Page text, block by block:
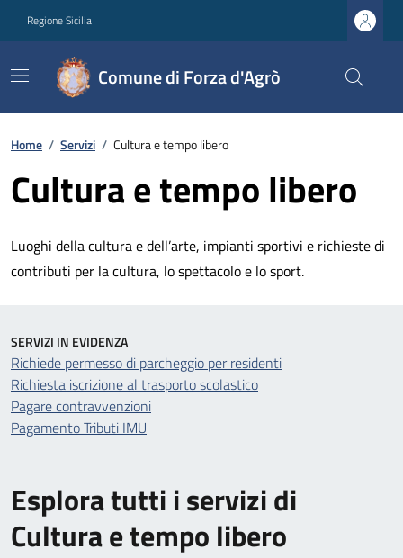
Regione Sicilia
Comune di Forza d'Agrò
Home / Servizi / Cultura e tempo libero
Cultura e tempo libero
Luoghi della cultura e dell’arte, impianti sportivi e richieste di
contributi per la cultura, lo spettacolo e lo sport.
Esplora tutti i servizi di
Cultura e tempo libero
SERVIZI IN EVIDENZA
Richiede permesso di parcheggio per residenti
Richiesta iscrizione al trasporto scolastico
Pagare contravvenzioni
Pagamento Tributi IMU